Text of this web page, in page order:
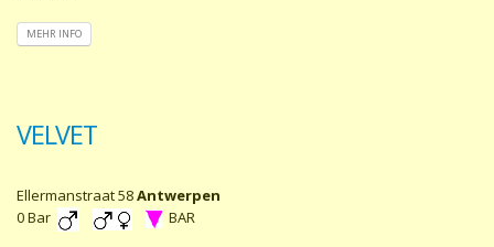
MEHR INFO
VELVET
Ellermanstraat 58Antwerpen
0 Bar
BAR